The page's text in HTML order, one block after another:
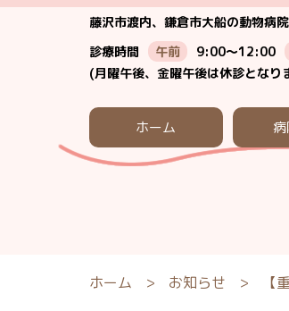
藤沢市渡内、鎌倉市大船の動物病院
診療時間
午前 9:00～12:00
(月曜午後、金曜午後は休診となり
ホーム
ホーム > お知らせ > 【